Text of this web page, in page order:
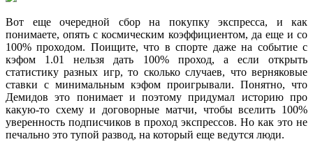
Вот еще очередной сбор на покупку экспресса, и как
понимаете, опять с космическим коэффициентом, да еще и со
100% проходом. Поищите, что в спорте даже на событие с
кэфом 1.01 нельзя дать 100% проход, а если открыть
статистику разных игр, то сколько случаев, что верняковые
ставки с минимальным кэфом проигрывали. Понятно, что
Демидов это понимает и поэтому придумал историю про
какую-то схему и договорные матчи, чтобы вселить 100%
уверенность подписчиков в проход экспрессов. Но как это не
печально это тупой развод, на который еще ведутся люди.